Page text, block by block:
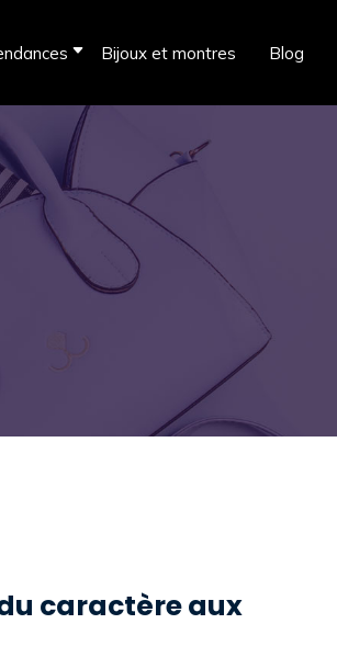
Bijoux et montres Blog
caractère aux